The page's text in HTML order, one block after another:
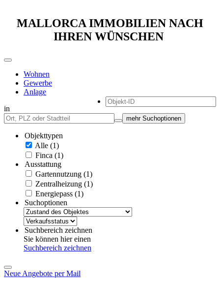
MALLORCA IMMOBILIEN NACH
IHREN WÜNSCHEN
Wohnen
Gewerbe
Anlage
in
mehr Suchoptionen
Objekttypen
Alle (1)
Finca (1)
Ausstattung
Gartennutzung (1)
Zentralheizung (1)
Energiepass (1)
Suchoptionen
Suchbereich zeichnen
Sie können hier einen
Suchbereich zeichnen
Neue Angebote per Mail